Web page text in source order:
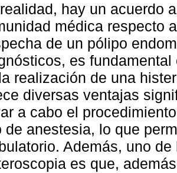
hay un acuerdo
médica respecto
de un pólipo
es
realización de una
diversas ventajas
a cabo el
de anestesia, lo que
Además, uno
es que,